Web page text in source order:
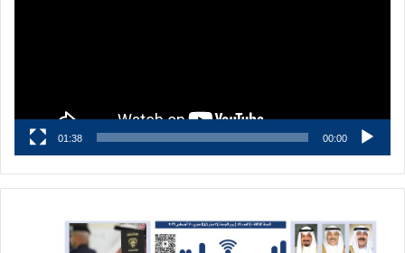
00:00
01:38